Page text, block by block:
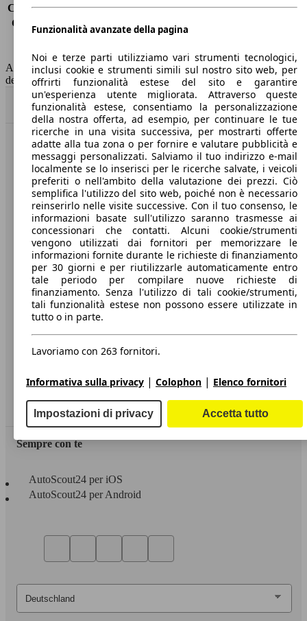
Consumo (extra-urbano) 4.1 l/100km
Consumo (combinato)*
3.9 l/100km
Capacità del serbatoio
50 l
AutoScout24 non si assume alcuna responsabilità per la correttezza
dei dati.
Torna su
Benvenuti su AutoScout24, il mercato auto europeo.
Società
A proposito di AutoScout24
Stampa
Media
Condizioni generali
Informazioni
Privacy
Dichiarazione di Accessibilità
Servizi
Area rivenditori
Sempre con te
AutoScout24 per iOS
AutoScout24 per Android
Funzionalità avanzate della pagina
Noi e terze parti utilizziamo vari strumenti tecnologici,
inclusi cookie e strumenti simili sul nostro sito web, per
offrirti funzionalità estese del sito e garantire
un'esperienza utente migliorata. Attraverso queste
funzionalità estese, consentiamo la personalizzazione
della nostra offerta, ad esempio, per continuare le tue
ricerche in una visita successiva, per mostrarti offerte
adatte alla tua zona o per fornire e valutare pubblicità e
messaggi personalizzati. Salviamo il tuo indirizzo e-mail
localmente se lo inserisci per le ricerche salvate, i veicoli
preferiti o nell'ambito della valutazione dei prezzi. Ciò
semplifica l'utilizzo del sito web, poiché non è necessario
reinserirlo nelle visite successive. Con il tuo consenso, le
informazioni basate sull'utilizzo saranno trasmesse ai
concessionari che contatti. Alcuni cookie/strumenti
vengono utilizzati dai fornitori per memorizzare le
informazioni fornite durante le richieste di finanziamento
per 30 giorni e per riutilizzarle automaticamente entro
tale periodo per compilare nuove richieste di
finanziamento. Senza l'utilizzo di tali cookie/strumenti,
tali funzionalità estese non possono essere utilizzate in
tutto o in parte.
Lavoriamo con 263 fornitori.
Informativa sulla privacy | Colophon | Elenco fornitori
Impostazioni di privacy Accetta tutto